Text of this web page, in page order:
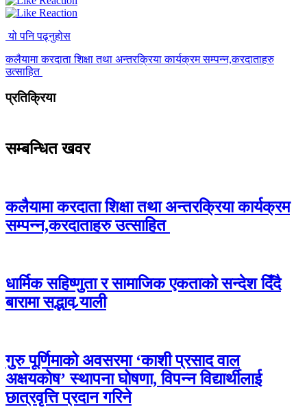
यो पनि पढ्नुहोस
कलैयामा करदाता शिक्षा तथा अन्तरक्रिया कार्यक्रम सम्पन्न,करदाताहरु
उत्साहित
प्रतिक्रिया
सम्बन्धित खवर
कलैयामा करदाता शिक्षा तथा अन्तरक्रिया कार्यक्रम
सम्पन्न,करदाताहरु उत्साहित
धार्मिक सहिष्णुता र सामाजिक एकताको सन्देश दिँदै
बारामा सद्भाव र्‍याली
गुरु पूर्णिमाको अवसरमा ‘काशी प्रसाद वाल
अक्षयकोष’ स्थापना घोषणा, विपन्न विद्यार्थीलाई
छात्रवृत्ति प्रदान गरिने